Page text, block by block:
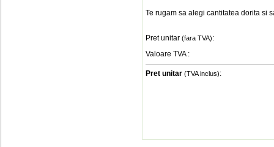
Te rugam sa alegi cantitatea dorita si
Pret unitar (fara TVA):
Valoare TVA :
Pret unitar (TVA inclus):